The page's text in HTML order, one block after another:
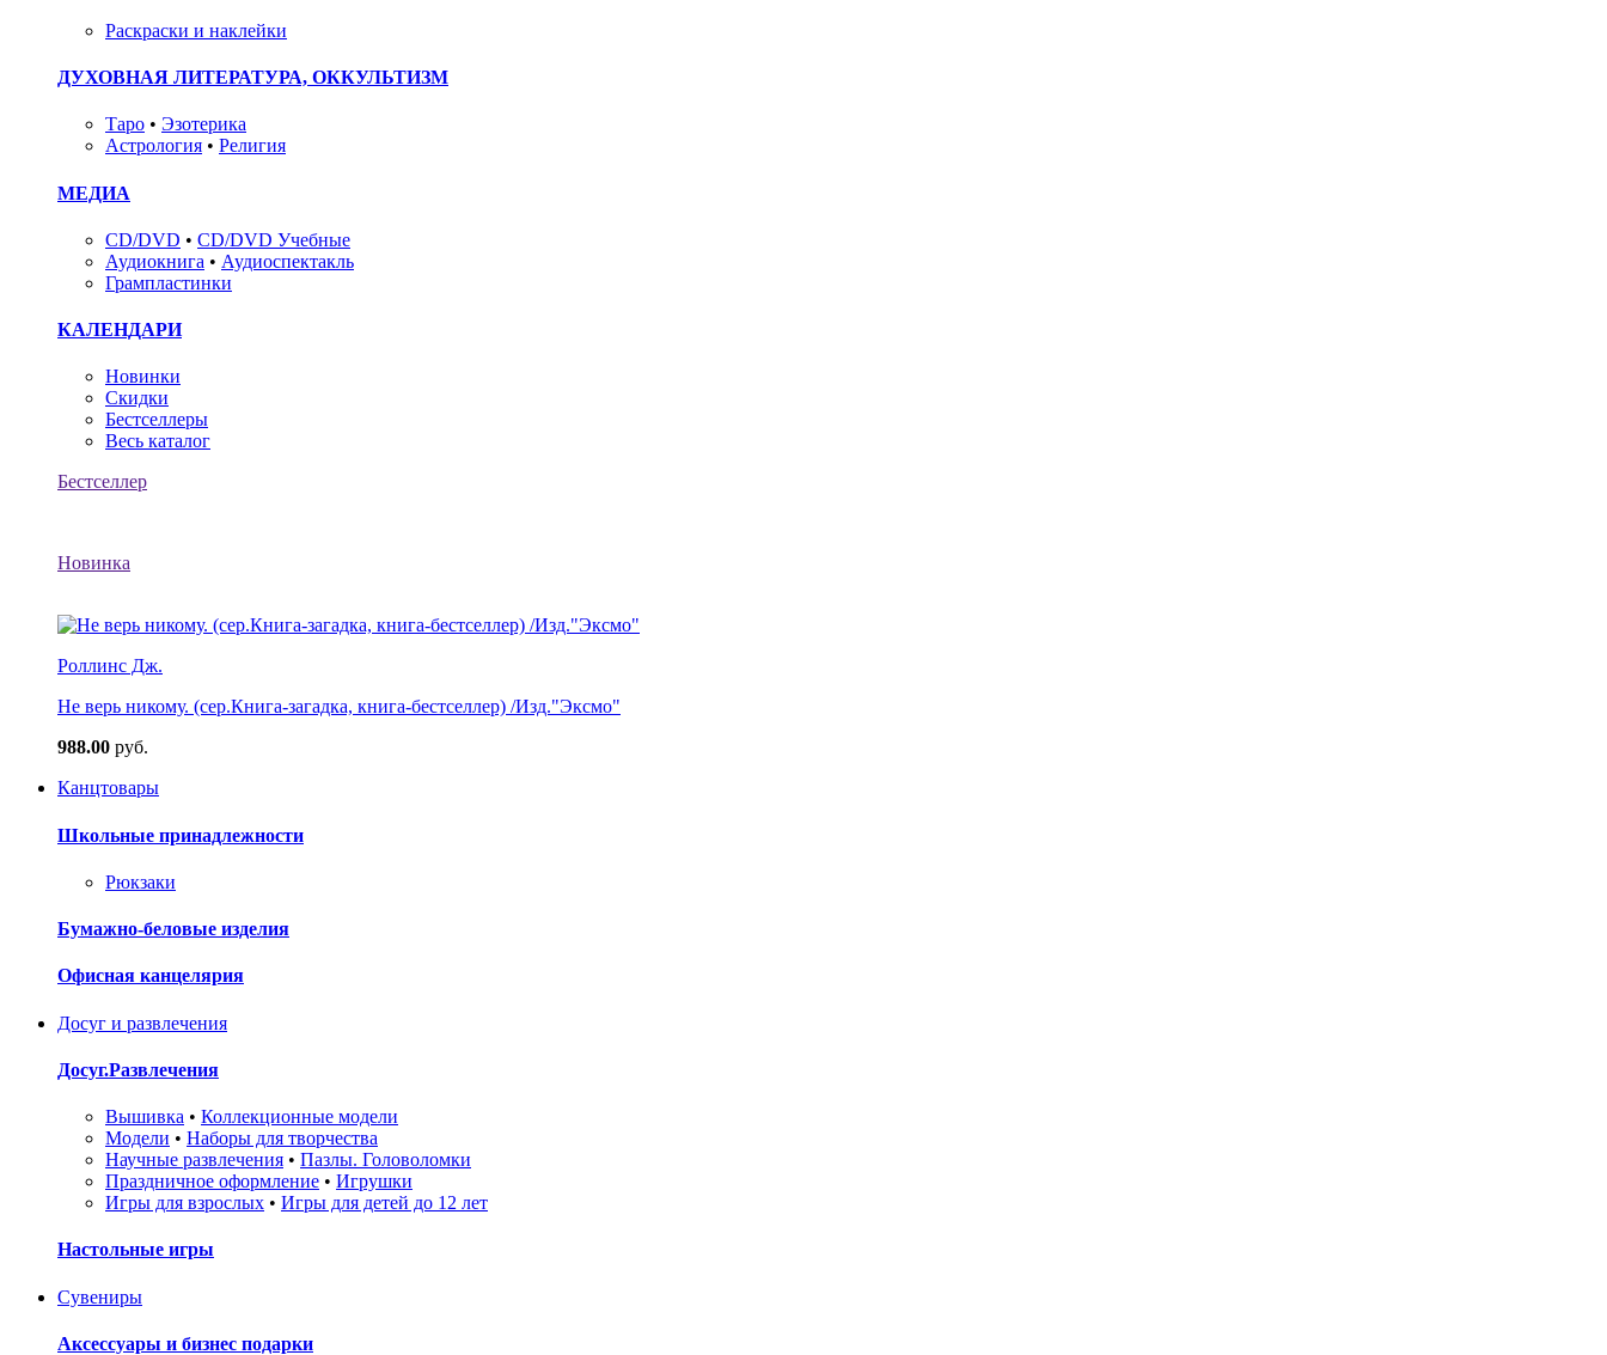
Раскраски и наклейки
ДУХОВНАЯ ЛИТЕРАТУРА, ОККУЛЬТИЗМ
Таро • Эзотерика
Астрология • Религия
МЕДИА
CD/DVD • CD/DVD Учебные
Аудиокнига • Аудиоспектакль
Грампластинки
КАЛЕНДАРИ
Новинки
Скидки
Бестселлеры
Весь каталог
Бестселлер
Новинка
Роллинс Дж.
Не верь никому. (сер.Книга-загадка, книга-бестселлер) /Изд."Эксмо"
988.00 руб.
Канцтовары
Школьные принадлежности
Рюкзаки
Бумажно-беловые изделия
Офисная канцелярия
Досуг и развлечения
Досуг.Развлечения
Вышивка • Коллекционные модели
Модели • Наборы для творчества
Научные развлечения • Пазлы. Головоломки
Праздничное оформление • Игрушки
Игры для взрослых • Игры для детей до 12 лет
Настольные игры
Сувениры
Аксессуары и бизнес подарки